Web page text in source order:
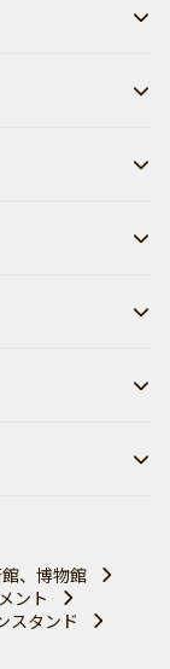
、博物館
ント
スタンド